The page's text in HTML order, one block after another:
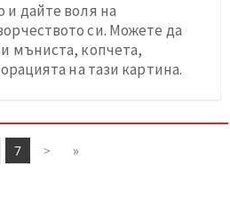
и дайте воля на
си. Можете да
мъниста, копчета,
на тази картина.
7 > »